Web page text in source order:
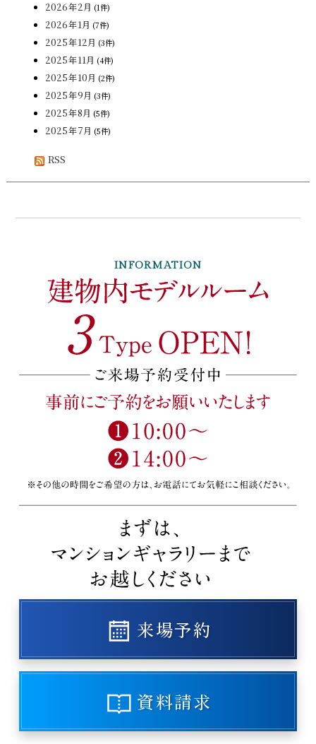
2026年2月 (1件)
2026年1月 (7件)
2025年12月 (3件)
2025年11月 (4件)
2025年10月 (2件)
2025年9月 (3件)
2025年8月 (5件)
2025年7月 (5件)
RSS
INFORMATION
来場予約
資料請求